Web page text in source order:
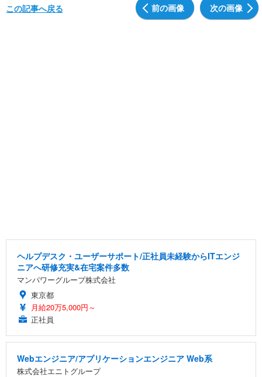
前の画像 次の画像
この記事へ戻る
ヘルプデスク・ユーザーサポート/正社員未経験からITエンジ
ニアへ研修充実&在宅案件多数
マンパワーグループ株式会社
東京都
月給20万5,000円～
正社員
Webエンジニア/アプリケーションエンジニア Web系
株式会社エニトグループ